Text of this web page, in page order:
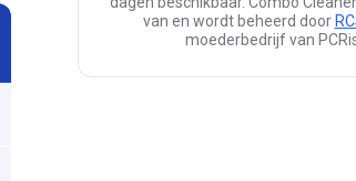
van en wordt beheerd door
moederbedrijf van